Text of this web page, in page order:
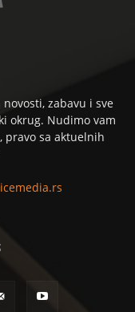
zabavu i sve
okrug. Nudimo vam
pravo sa aktuelnih